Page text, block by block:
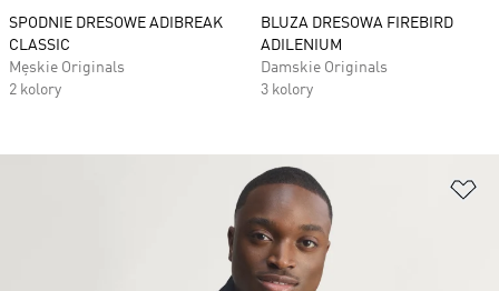
SPODNIE DRESOWE ADIBREAK
CLASSIC
Męskie Originals
2 kolory
BLUZA DRESOWA FIREBIRD
ADILENIUM
Damskie Originals
3 kolory